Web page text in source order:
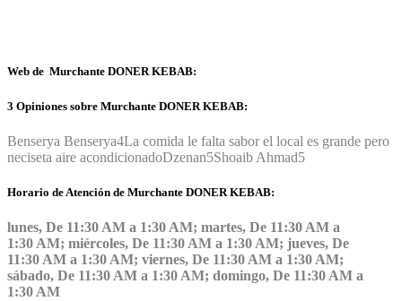
Web de Murchante DONER KEBAB:
3 Opiniones sobre Murchante DONER KEBAB:
Benserya Benserya4La comida le falta sabor el local es grande pero
neciseta aire acondicionadoDzenan5Shoaib Ahmad5
Horario de Atención de Murchante DONER KEBAB:
lunes, De 11:30 AM a 1:30 AM; martes, De 11:30 AM a
1:30 AM; miércoles, De 11:30 AM a 1:30 AM; jueves, De
11:30 AM a 1:30 AM; viernes, De 11:30 AM a 1:30 AM;
sábado, De 11:30 AM a 1:30 AM; domingo, De 11:30 AM a
1:30 AM